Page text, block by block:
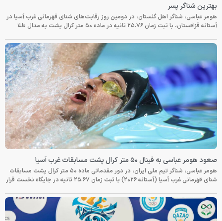
بهترین شناگر پسر
هومر عباسی، شناگر اهل گلستان، در دومین روز رقابت‌های شنای قهرمانی غرب آسیا در
آستانه قزاقستان، با ثبت زمان ۲۵.۷۶ ثانیه در ماده ۵۰ متر کرال پشت به مدال طلا
صعود هومر عباسی به فینال ۵۰ متر کرال پشت مسابقات غرب آسیا
هومر عباسی، شناگر تیم ملی ایران، در دور مقدماتی ماده ۵۰ متر کرال پشت مسابقات
شنای قهرمانی غرب آسیا (آستانه ۲۰۲۶) با ثبت زمان ۲۵.۶۷ ثانیه در جایگاه نخست قرار